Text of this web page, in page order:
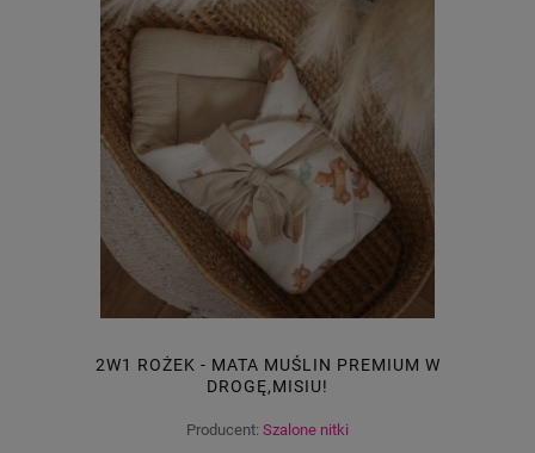
2W1 ROŻEK - MATA MUŚLIN PREMIUM W
DROGĘ,MISIU!
Producent: Szalone nitki